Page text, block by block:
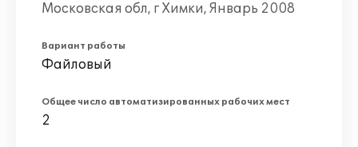
Московская обл, г Химки, Январь 2008
Вариант работы
Файловый
Общее число автоматизированных рабочих мест
2